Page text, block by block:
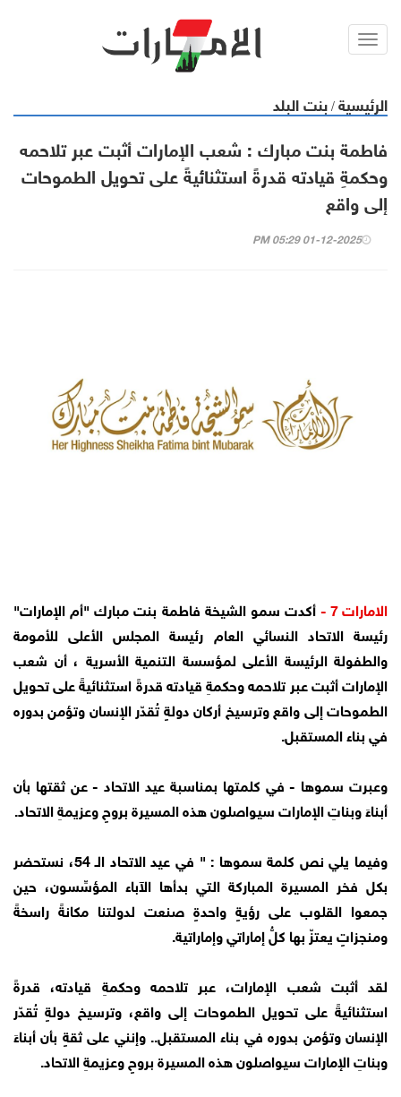
Toggl
الرئيسية / بنت البلد
فاطمة بنت مبارك : شعب الإمارات أثبت عبر تلاحمه
وحكمةِ قيادته قدرةً استثنائيةً على تحويل الطموحات
إلى واقع
01-12-2025 05:29 PM
الامارات 7 -
أكدت سمو الشيخة فاطمة بنت مبارك "أم الإمارات"
رئيسة الاتحاد النسائي العام رئيسة المجلس الأعلى للأمومة
والطفولة الرئيسة الأعلى لمؤسسة التنمية الأسرية ، أن شعب
الإمارات أثبت عبر تلاحمه وحكمةِ قيادته قدرةً استثنائيةً على تحويل
الطموحات إلى واقع وترسيخ أركان دولةٍ تُقدّر الإنسان وتؤمن بدوره
في بناء المستقبل.
وعبرت سموها - في كلمتها بمناسبة عيد الاتحاد - عن ثقتها بأن
أبناءَ وبناتِ الإمارات سيواصلون هذه المسيرة بروحٍ وعزيمةِ الاتحاد.
وفيما يلي نص كلمة سموها : " في عيد الاتحاد الـ 54، نستحضر
بكل فخر المسيرة المباركة التي بدأها الآباء المؤسِّسون، حين
جمعوا القلوب على رؤيةٍ واحدةٍ صنعت لدولتنا مكانةً راسخةً
ومنجزاتٍ يعتزّ بها كلُّ إماراتي وإماراتية.
لقد أثبت شعب الإمارات، عبر تلاحمه وحكمةِ قيادته، قدرةً
استثنائيةً على تحويل الطموحات إلى واقع، وترسيخ دولةٍ تُقدّر
الإنسان وتؤمن بدوره في بناء المستقبل.. وإنني على ثقةٍ بأن أبناءَ
وبناتِ الإمارات سيواصلون هذه المسيرة بروحٍ وعزيمةِ الاتحاد.